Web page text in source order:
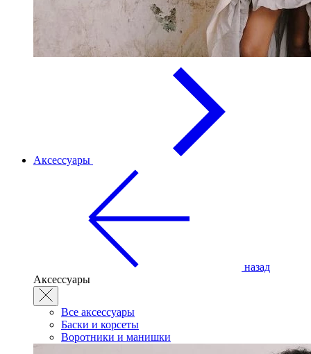
Аксессуары
назад
Аксессуары
Все аксессуары
Баски и корсеты
Воротники и манишки